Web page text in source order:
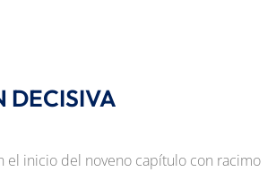
DECISIVA
el inicio del noveno capítulo con racimo